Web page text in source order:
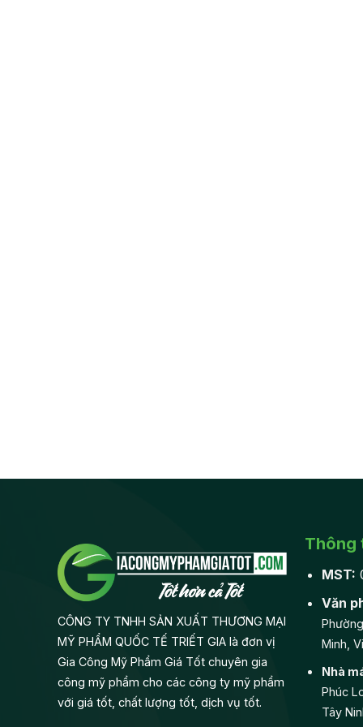
CÔNG TY TNHH SẢN XUẤT THƯƠNG MẠI
MỸ PHẨM QUỐC TẾ TRIẾT GIA là đơn vị
Gia Công Mỹ Phẩm Giá Tốt chuyên gia
công mỹ phẩm cho các công ty mỹ phẩm
với giá tốt, chất lượng tốt, dịch vụ tốt.
Thông
MST:
Văn
Minh,
Nhà
Phúc
Tây